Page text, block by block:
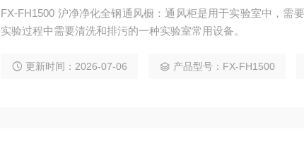
FX-FH1500 沪净净化全钢通风橱：通风柜是用于实验室中，需
实验过程中需要清洗和排污的一种实验室常用设备。
更新时间：2026-07-06 产品型号：FX-FH1500